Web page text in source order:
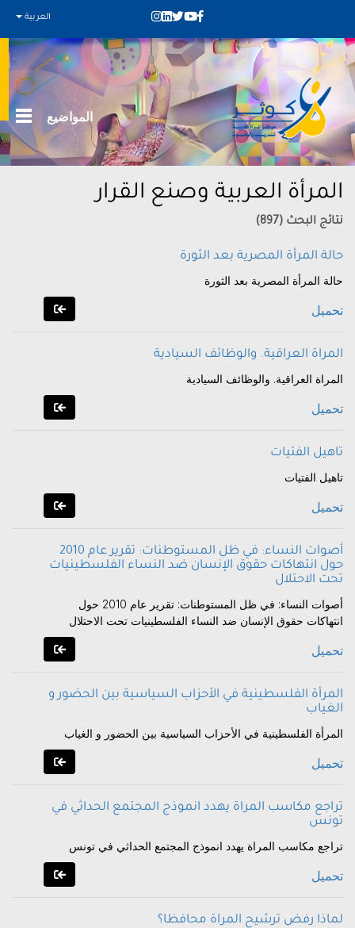
العربية
المواضيع
المرأة العربية وصنع القرار
نتائج البحث (897)
حالة المرأة المصرية بعد الثورة
حالة المرأة المصرية بعد الثورة
تحميل
المراة العراقية. والوظائف السيادية
المراة العراقية. والوظائف السيادية
تحميل
تاهيل الفتيات
تاهيل الفتيات
تحميل
أصوات النساء: في ظل المستوطنات: تقرير عام 2010
حول انتهاكات حقوق الإنسان ضد النساء الفلسطينيات
تحت الاحتلال
أصوات النساء: في ظل المستوطنات: تقرير عام 2010 حول
انتهاكات حقوق الإنسان ضد النساء الفلسطينيات تحت الاحتلال
تحميل
المرأة الفلسطينية في الأحزاب السياسية بين الحضور و
الغياب
المرأة الفلسطينية في الأحزاب السياسية بين الحضور و الغياب
تحميل
تراجع مكاسب المراة يهدد انموذج المجتمع الحداثي في
تونس
تراجع مكاسب المراة يهدد انموذج المجتمع الحداثي في تونس
تحميل
لماذا رفض ترشيح المراة محافظا؟